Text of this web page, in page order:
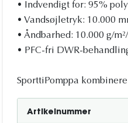
• Indvendigt for: 95%
• Vandsøjletryk: 10.000
• Åndbarhed: 10.000 g/
• PFC-fri DWR-
SporttiPomppa
Artikelnummer